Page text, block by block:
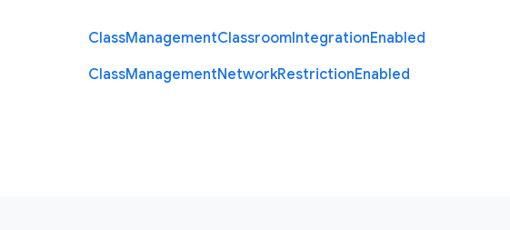
ClassManagementClassroomIntegrationEnabled
ClassManagementNetworkRestrictionEnabled